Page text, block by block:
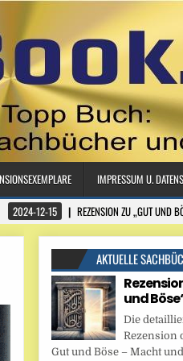
IMPRESSUM U.
2024-12-15 REZENSION ZU „GUT UND
AKTUELLE
und
Die
Rezension
Gut und Böse – Macht